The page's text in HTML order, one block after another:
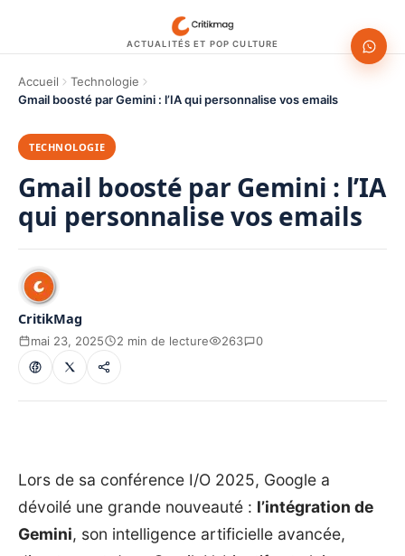
ACTUALITÉS ET POP CULTURE
Accueil
Technologie
Gmail boosté par Gemini : l’IA qui personnalise vos emails
TECHNOLOGIE
Gmail boosté par Gemini : l’IA
qui personnalise vos emails
CritikMag
mai 23, 2025 2 min de lecture 263 0
Lors de sa conférence I/O 2025, Google a
dévoilé une grande nouveauté : l’intégration de
Gemini, son intelligence artificielle avancée,